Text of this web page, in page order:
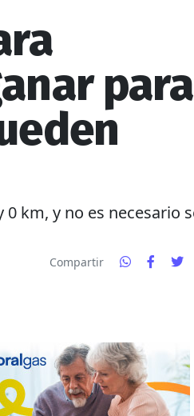
para
km, y no es necesario
Compartir